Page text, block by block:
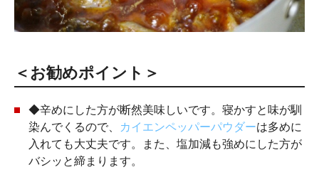
＜お勧めポイント＞
◆辛めにした方が断然美味しいです。寝かすと味が馴
染んでくるので、
カイエンペッパーパウダーは多めに
入れても大丈夫です。また、塩加減も強めにした方が
バシッと締まります。